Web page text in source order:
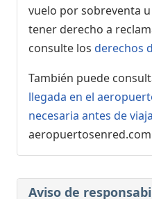
vuelo por sobreventa
tener derecho a
consulte los derechos
También puede
llegada en el
necesaria antes de
Aviso de